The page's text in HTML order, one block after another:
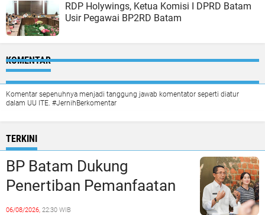
RDP Holywings, Ketua Komisi I DPRD Batam
Usir Pegawai BP2RD Batam
KOMENTAR
Komentar sepenuhnya menjadi tanggung jawab komentator seperti diatur
dalam UU ITE. #JernihBerkomentar
TERKINI
BP Batam Dukung
Penertiban Pemanfaatan
Ruang Laut Sesuai
06/08/2026, 22:30 WIB